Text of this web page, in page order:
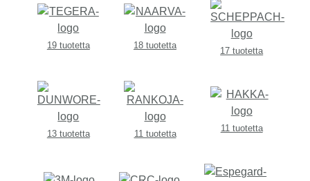
19 tuotetta 18 tuotetta
17 tuotetta
13 tuotetta 11 tuotetta
11 tuotetta